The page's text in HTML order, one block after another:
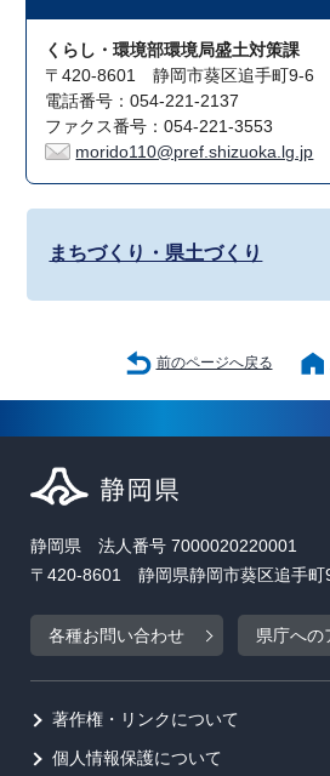
くらし・環境部環境局盛土対策課
〒420-8601 静岡市葵区追手町9-6
電話番号：054-221-2137
ファクス番号：054-221-3553
morido110@pref.shizuoka.lg.jp
まちづくり・県土づくり
前のページへ戻る
静岡県 法人番号 7000020220001
〒420-8601 静岡県静岡市葵区追手町
各種お問い合わせ 県庁への
著作権・リンクについて
個人情報保護について